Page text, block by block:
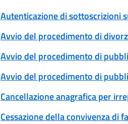
Autenticazione di sottoscrizioni
Avvio del procedimento di
Avvio del procedimento di
Avvio del procedimento di
Cancellazione anagrafica per
Cessazione della convivenza di